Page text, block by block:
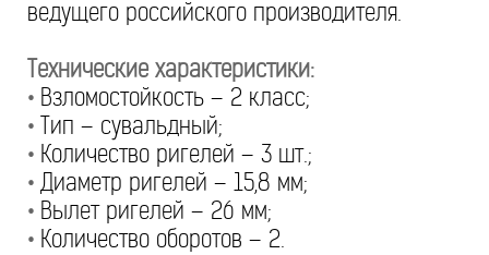
ведущего российского производителя.
Технические характеристики:
• Взломостойкость – 2 класс;
• Тип – сувальдный;
• Количество ригелей – 3 шт.;
• Диаметр ригелей – 15,8 мм;
• Вылет ригелей – 26 мм;
• Количество оборотов – 2.